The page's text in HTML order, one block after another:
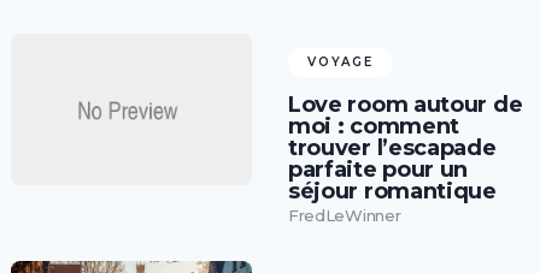
VOYAGE
Love room autour de
moi : comment
trouver l’escapade
parfaite pour un
séjour romantique
FredLeWinner